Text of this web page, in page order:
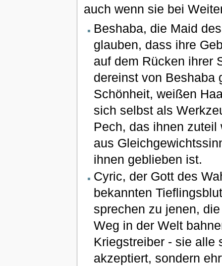
auch wenn sie bei
Beshaba, die Maid
glauben, dass ihre
auf dem Rücken ihrer
dereinst von Beshaba
Schönheit, weißen
sich selbst als
Pech, das ihnen
aus
ihnen geblieben ist.
Cyric, der Gott des
bekannten
sprechen zu jenen,
Weg in der Welt
Kriegstreiber - sie alle
akzeptiert, sondern